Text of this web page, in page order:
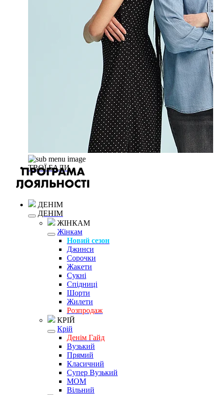
ТВОЇ БАЛИ
ДЕНІМ
ДЕНІМ
ЖІНКАМ
Жінкам
Новий сезон
Джинси
Сорочки
Жакети
Сукні
Спідниці
Шорти
Жилети
Розпродаж
КРІЙ
Крій
Денім Гайд
Вузький
Прямий
Класичний
Супер Вузький
MOM
Вільний